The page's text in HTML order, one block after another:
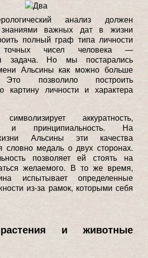
анализ должен
знаниями важных дат в жизни
полный граф типа личности
чисел человека —
задача. Но мы постарались
Альсины как можно больше
Это позволило построить
картину личности и характера
аккуратность,
и принципиальность. На
Альсины эти качества
словно медаль о двух сторонах.
позволяет ей стоять на
желаемого. В то же время,
испытывает определенные
из-за рамок, которыми себя
и животные